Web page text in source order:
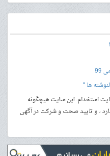
ها "
استخدام: این سایت هیچگونه
، و تایید صحت و شرکت در آگهی